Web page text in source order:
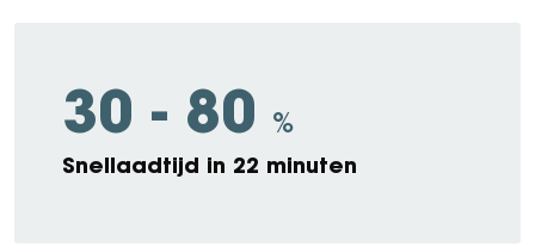
30 - 80 %
Snellaadtijd in 22 minuten